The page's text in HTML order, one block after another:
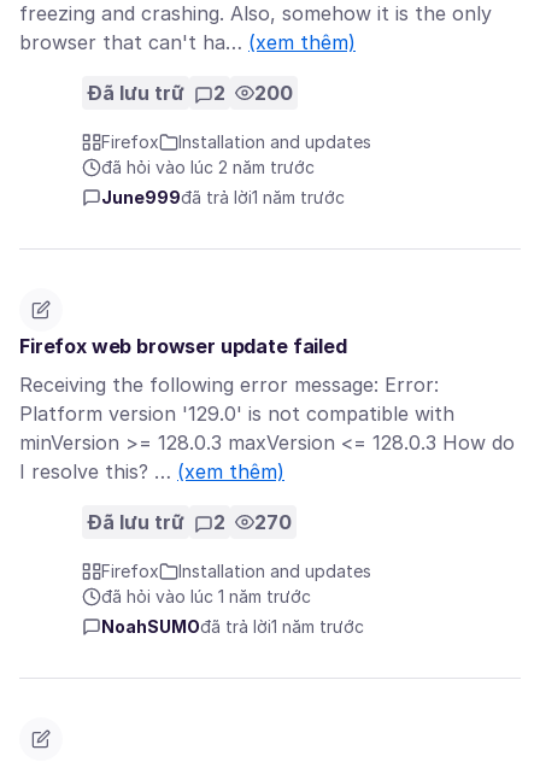
freezing and crashing. Also, somehow it is the only
browser that can't ha… (xem thêm)
Đã lưu trữ 2 200
Firefox
Installation and updates
đã hỏi vào lúc 2 năm trước
June999đã trả lời1 năm trước
Firefox web browser update failed
Receiving the following error message: Error:
Platform version '129.0' is not compatible with
minVersion >= 128.0.3 maxVersion <= 128.0.3 How do
I resolve this? … (xem thêm)
Đã lưu trữ 2 270
Firefox
Installation and updates
đã hỏi vào lúc 1 năm trước
NoahSUMOđã trả lời1 năm trước